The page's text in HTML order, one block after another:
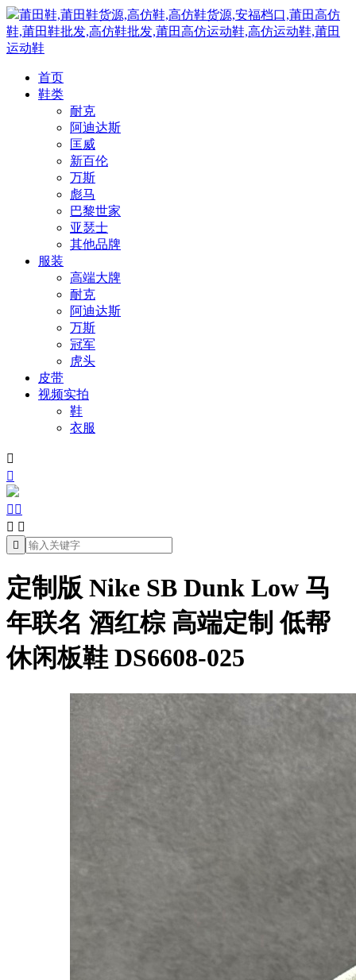
莆田鞋,莆田鞋货源,高仿鞋,高仿鞋货源,安福档口,莆田高仿
鞋,莆田鞋批发,高仿鞋批发,莆田高仿运动鞋,高仿运动鞋,莆田
运动鞋
首页
鞋类
耐克
阿迪达斯
匡威
新百伦
万斯
彪马
巴黎世家
亚瑟士
其他品牌
服装
高端大牌
耐克
阿迪达斯
万斯
冠军
虎头
皮带
视频实拍
鞋
衣服


 
 

定制版 Nike SB Dunk Low 马
年联名 酒红棕 高端定制 低帮
休闲板鞋 DS6608-025